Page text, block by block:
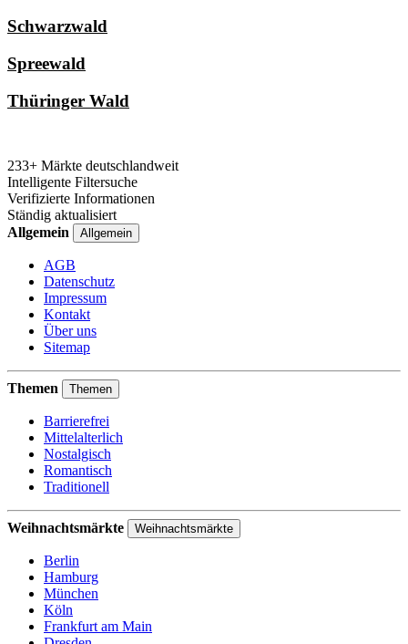
Schwarzwald
Spreewald
Thüringer Wald
233+ Märkte deutschlandweit
Intelligente Filtersuche
Verifizierte Informationen
Ständig aktualisiert
Allgemein
Allgemein
AGB
Datenschutz
Impressum
Kontakt
Über uns
Sitemap
Themen Themen
Barrierefrei
Mittelalterlich
Nostalgisch
Romantisch
Traditionell
Weihnachtsmärkte Weihnachtsmärkte
Berlin
Hamburg
München
Köln
Frankfurt am Main